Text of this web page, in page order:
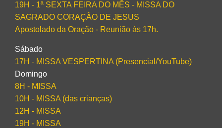
19H - 1ª SEXTA FEIRA DO MÊS - MISSA DO
SAGRADO CORAÇÃO DE JESUS
Apostolado da Oração - Reunião às 17h.
Sábado
17H - MISSA VESPERTINA (Presencial/YouTube)
Domingo
8H - MISSA
10H - MISSA (das crianças)
12H - MISSA
19H - MISSA